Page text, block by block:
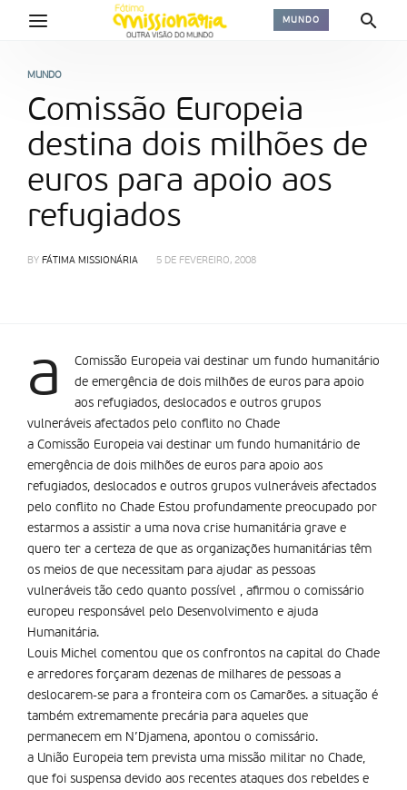
MUNDO
MUNDO
Comissão Europeia
destina dois milhões de
euros para apoio aos
refugiados
BY FÁTIMA MISSIONÁRIA 5 DE FEVEREIRO, 2008
a
Comissão Europeia vai destinar um fundo humanitário
de emergência de dois milhões de euros para apoio
aos refugiados, deslocados e outros grupos
vulneráveis afectados pelo conflito no Chade
a Comissão Europeia vai destinar um fundo humanitário de
emergência de dois milhões de euros para apoio aos
refugiados, deslocados e outros grupos vulneráveis afectados
pelo conflito no Chade Estou profundamente preocupado por
estarmos a assistir a uma nova crise humanitária grave e
quero ter a certeza de que as organizações humanitárias têm
os meios de que necessitam para ajudar as pessoas
vulneráveis tão cedo quanto possível , afirmou o comissário
europeu responsável pelo Desenvolvimento e ajuda
Humanitária.
Louis Michel comentou que os confrontos na capital do Chade
e arredores forçaram dezenas de milhares de pessoas a
deslocarem-se para a fronteira com os Camarões. a situação é
também extremamente precária para aqueles que
permanecem em N’Djamena, apontou o comissário.
a União Europeia tem prevista uma missão militar no Chade,
que foi suspensa devido aos recentes ataques dos rebeldes e